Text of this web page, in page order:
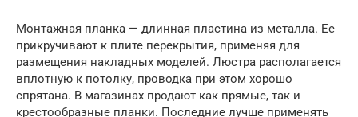
Монтажная планка — длинная пластина из металла. Ее
прикручивают к плите перекрытия, применяя для
размещения накладных моделей. Люстра располагается
вплотную к потолку, проводка при этом хорошо
спрятана. В магазинах продают как прямые, так и
крестообразные планки. Последние лучше применять